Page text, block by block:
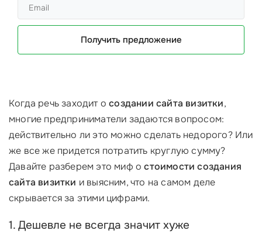
Получить предложение
Когда речь заходит осоздании сайта визитки,
многие предприниматели задаются вопросом:
действительно ли это можно сделать недорого? Или
же все же придется потратить круглую сумму?
Давайте разберем это миф остоимости создания
сайта визитки и выясним, что на самом деле
скрывается за этими цифрами.
1. Дешевле не всегда значит хуже